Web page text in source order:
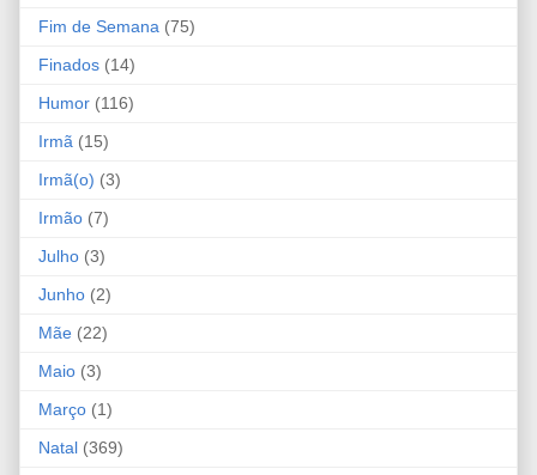
Fim de Semana (75)
Finados (14)
Humor (116)
Irmã (15)
Irmã(o) (3)
Irmão (7)
Julho (3)
Junho (2)
Mãe (22)
Maio (3)
Março (1)
Natal (369)